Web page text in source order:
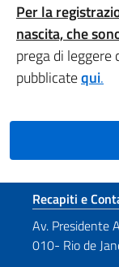
Per la
nascita, che
prega di
pubblicatequi.
Recapiti e
Av. Presidente
010- Rio de